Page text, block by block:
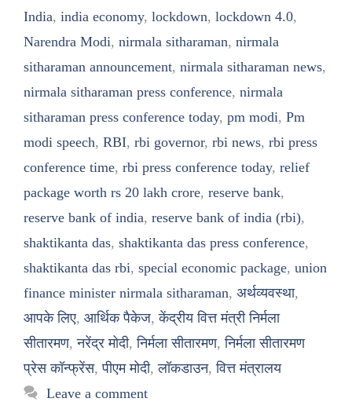
India, india economy, lockdown, lockdown 4.0,
Narendra Modi, nirmala sitharaman, nirmala
sitharaman announcement, nirmala sitharaman news,
nirmala sitharaman press conference, nirmala
sitharaman press conference today, pm modi, Pm
modi speech, RBI, rbi governor, rbi news, rbi press
conference time, rbi press conference today, relief
package worth rs 20 lakh crore, reserve bank,
reserve bank of india, reserve bank of india (rbi),
shaktikanta das, shaktikanta das press conference,
shaktikanta das rbi, special economic package, union
finance minister nirmala sitharaman, अर्थव्यवस्था,
आपके लिए, आर्थिक पैकेज,केंद्रीय वित्त मंत्री निर्मला
सीतारमण,नरेंद्र मोदी,निर्मला सीतारमण,निर्मला सीतारमण
प्रेस कॉन्फ्रेंस,पीएम मोदी,लॉकडाउन,वित्त मंत्रालय
Leave a comment